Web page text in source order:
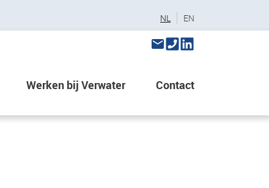
NL EN
Werken bij Verwater Contact